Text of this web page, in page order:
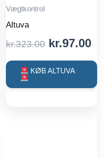
Vægtkontrol
Altuva
kr.323.00 Original
price
was:
kr.323.00.
kr.97.00
KØB ALTUVA